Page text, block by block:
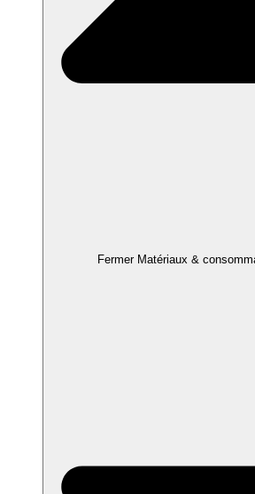
Fermer Matériaux &